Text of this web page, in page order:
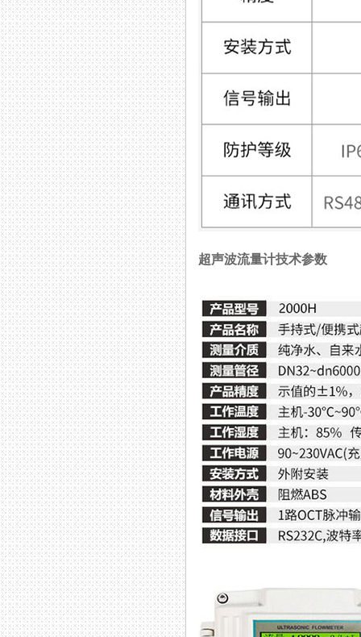
超声波流量计技术参数